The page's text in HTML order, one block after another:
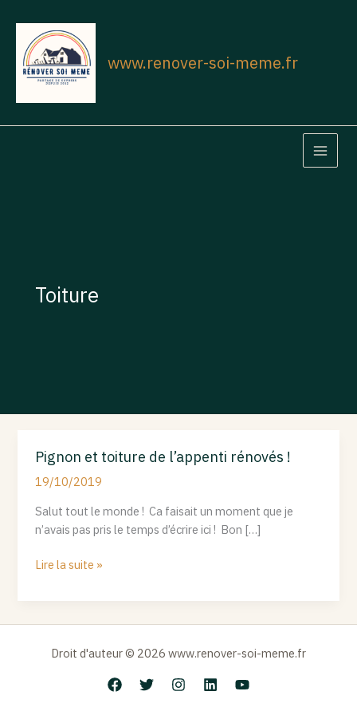
contenu
www.renover-soi-meme.fr
MAIN
Toiture
Pignon et toiture de l’appenti rénovés !
19/10/2019
Salut tout le monde ! Ca faisait un moment que je
n’avais pas pris le temps d’écrire ici ! Bon […]
Pignon
et
toiture
de
l’appenti
!Lire la suite »
Droit d'auteur © 2026 www.renover-soi-meme.fr